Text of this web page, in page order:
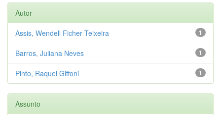
Autor
1
Assis, Wendell Ficher Teixeira
1
Barros, Juliana Neves
1
Pinto, Raquel Giffoni
Assunto